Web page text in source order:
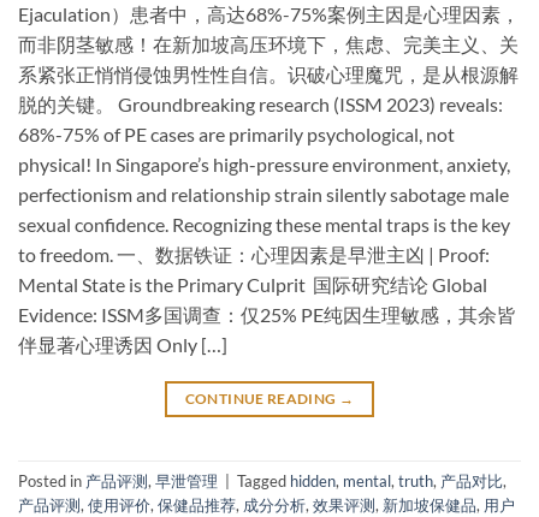
Ejaculation）患者中，​高达68%-75%案例主因是心理因素，
而非阴茎敏感！在新加坡高压环境下，焦虑、完美主义、关
系紧张正悄悄侵蚀男性性自信。识破心理魔咒，是从根源解
脱的关键。 Groundbreaking research (ISSM 2023) reveals: ​
68%-75% of PE cases are primarily psychological, not
physical! In Singapore’s high-pressure environment, anxiety,
perfectionism and relationship strain silently sabotage male
sexual confidence. Recognizing these mental traps is the key
to freedom. ​一、数据铁证：心理因素是早泄主凶​ | ​Proof:
Mental State is the Primary Culprit ​ ​国际研究结论​ ​Global
Evidence:​​ ISSM多国调查：仅25% PE纯因生理敏感，其余皆
伴显著心理诱因 Only […]
CONTINUE READING →
Posted in 产品评测,早泄管理 Tagged hidden, mental,truth, 产品对比,
产品评测,使用评价,保健品推荐, 成分分析,效果评测, 新加坡保健品, 用户